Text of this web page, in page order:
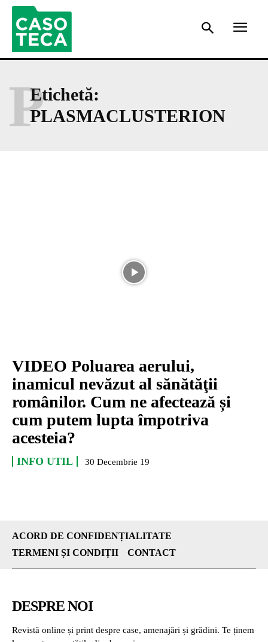
Etichetă:
PLASMACLUSTERION
P
VIDEO Poluarea aerului,
inamicul nevăzut al sănătăţii
românilor. Cum ne afectează și
cum putem lupta împotriva
acesteia?
INFO UTIL 30 Decembrie 19
ACORD DE CONFIDENȚIALITATE
TERMENI ȘI CONDIȚII
CONTACT
DESPRE NOI
Revistă online și print despre case, amenajări și grădini. Te ținem